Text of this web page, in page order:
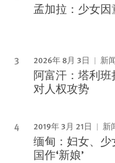
孟加拉：少女
2026年 8月 3日 新
阿富汗：塔利
对人权攻势
2019年 3月 21日 新
缅甸：妇女、
国作‘新娘’